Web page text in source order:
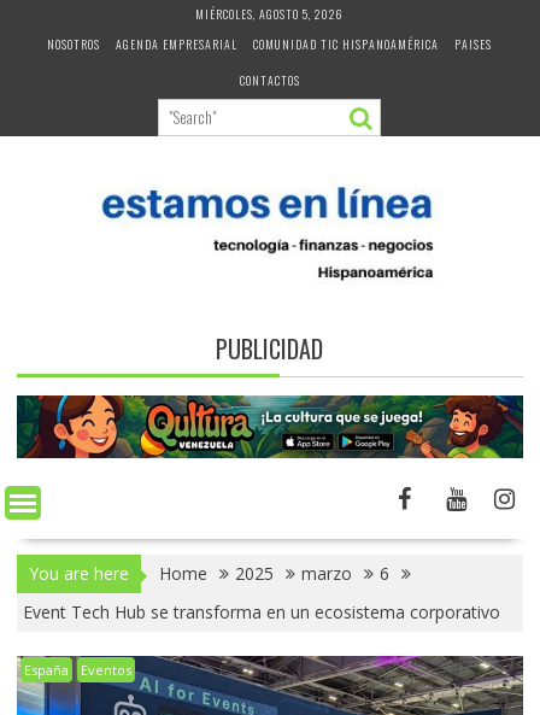
MIÉRCOLES, AGOSTO 5, 2026
NOSOTROS
AGENDA EMPRESARIAL COMUNIDAD TIC HISPANOAMÉRICA
PAISES
CONTACTOS
PUBLICIDAD
You are here Home 2025 marzo
6
Event Tech Hub se transforma en un ecosistema corporativo
España Eventos